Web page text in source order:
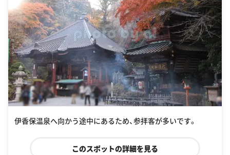
伊香保温泉へ向かう途中にあるため、参拝客が多いです。
このスポットの詳細を見る